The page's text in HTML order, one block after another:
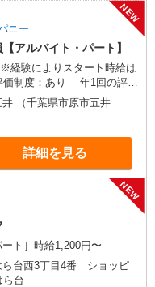
ニー
NEW
アルバイト・パート】
制度：あり 年1回の評価
す。 ※アルバイト賞与（寸
続年数により金額UP。
（千葉県市原市五井
詳細を見る
NEW
ート］時給1,200円〜
ら台西3丁目4番 ショッピ
ら台